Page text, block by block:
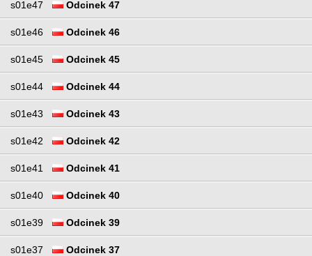
s01e47 Odcinek 47
s01e46 Odcinek 46
s01e45 Odcinek 45
s01e44 Odcinek 44
s01e43 Odcinek 43
s01e42 Odcinek 42
s01e41 Odcinek 41
s01e40 Odcinek 40
s01e39 Odcinek 39
s01e37 Odcinek 37